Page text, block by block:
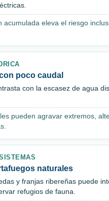
acumulada eleva el riesgo
poco caudal
con la escasez de agua
pueden agravar extremos,
naturales
y franjas ribereñas puede
refugios de fauna.